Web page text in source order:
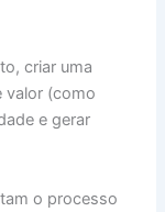
criar uma
valor (como
e gerar
o processo